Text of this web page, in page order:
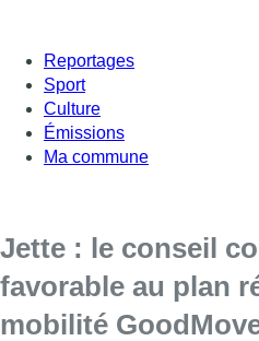
Reportages
Sport
Culture
Émissions
Ma commune
Jette : le conseil
favorable au plan
mobilité